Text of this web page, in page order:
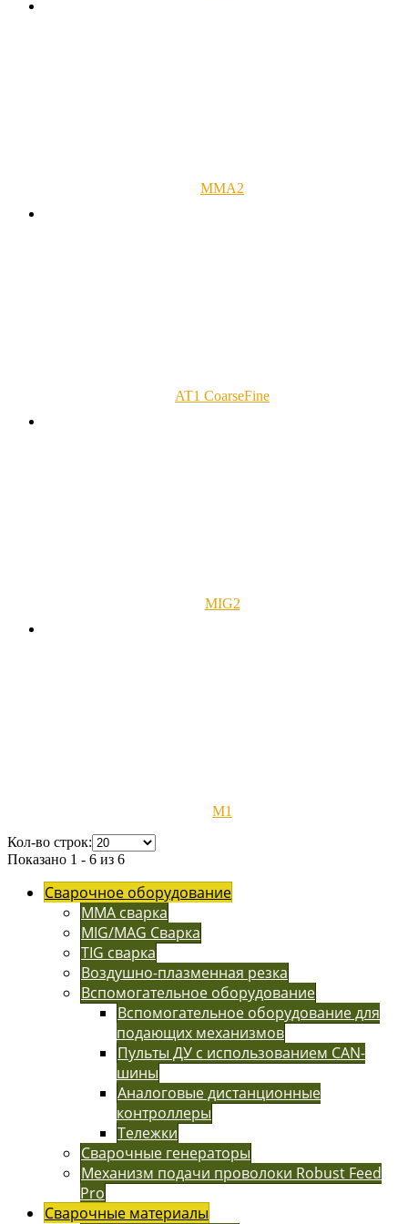
MMA2
AT1 CoarseFine
MIG2
M1
Кол-во строк:
Показано 1 - 6 из 6
Сварочное оборудование
MMA сварка
MIG/MAG Сварка
TIG сварка
Воздушно-плазменная резка
Вспомогательное оборудование
Вспомогательное оборудование для
подающих механизмов
Пульты ДУ с использованием CAN-
шины
Аналоговые дистанционные
контроллеры
Тележки
Сварочные генераторы
Механизм подачи проволоки Robust Feed
Pro
Сварочные материалы